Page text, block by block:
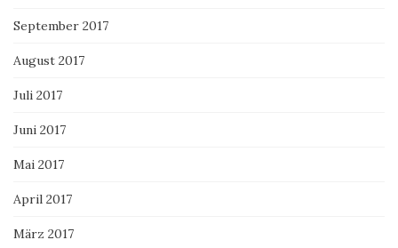
September 2017
August 2017
Juli 2017
Juni 2017
Mai 2017
April 2017
März 2017